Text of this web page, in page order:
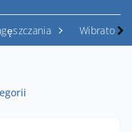
Wibratory i